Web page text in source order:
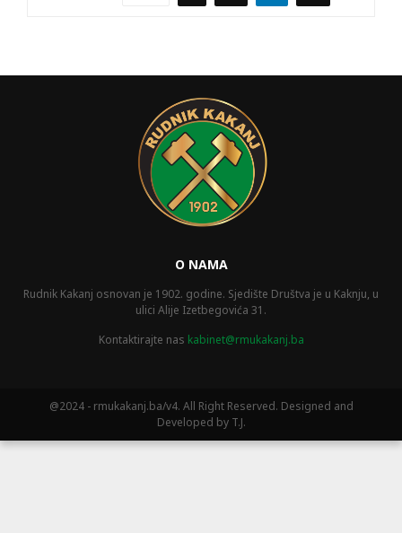
O NAMA
Rudnik Kakanj osnovan je 1902. godine. Sjedište Društva je u Kaknju, u
ulici Alije Izetbegovića 31.
Kontaktirajte nas kabinet@rmukakanj.ba
@2024 - rmukakanj.ba/v4. All Right Reserved. Designed and
Developed by T.J.